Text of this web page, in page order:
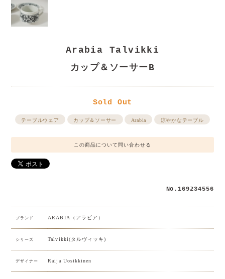
Arabia Talvikki
カップ＆ソーサーB
Sold Out
テーブルウェア カップ＆ソーサー Arabia 涼やかなテーブル
この商品について問い合わせる
No.169234556
ブランド ARABIA（アラビア）
シリーズ Talvikki(タルヴィッキ)
デザイナー Raija Uosikkinen